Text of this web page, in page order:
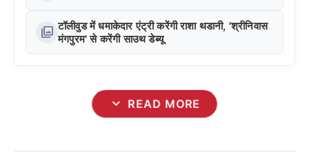
photo_library टॉलीवुड में धमाकेदार एंट्री करेंगी राशा थडानी, 'श्रीनिवास
मंगपुरम' से करेंगी साउथ डेब्यू
expand_more READ MORE